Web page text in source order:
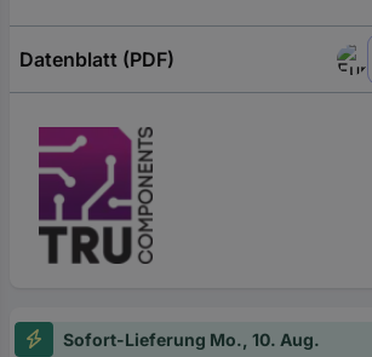
Datenblatt (PDF)
Sofort-Lieferung Mo., 10. Aug.